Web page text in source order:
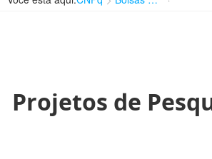
Projetos de